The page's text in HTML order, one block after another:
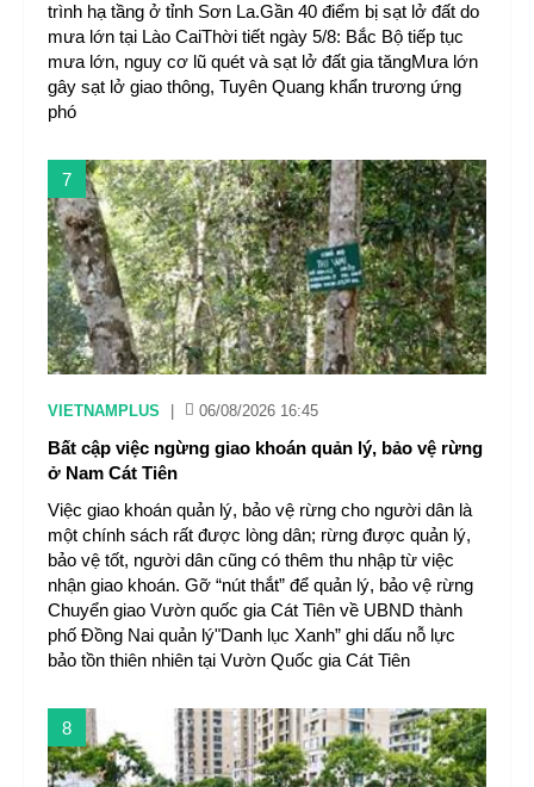
trình hạ tầng ở tỉnh Sơn La.Gần 40 điểm bị sạt lở đất do
mưa lớn tại Lào CaiThời tiết ngày 5/8: Bắc Bộ tiếp tục
mưa lớn, nguy cơ lũ quét và sạt lở đất gia tăngMưa lớn
gây sạt lở giao thông, Tuyên Quang khẩn trương ứng
phó
7
VIETNAMPLUS 06/08/2026 16:45
Bất cập việc ngừng giao khoán quản lý, bảo vệ rừng
ở Nam Cát Tiên
Việc giao khoán quản lý, bảo vệ rừng cho người dân là
một chính sách rất được lòng dân; rừng được quản lý,
bảo vệ tốt, người dân cũng có thêm thu nhập từ việc
nhận giao khoán. Gỡ “nút thắt” để quản lý, bảo vệ rừng
Chuyển giao Vườn quốc gia Cát Tiên về UBND thành
phố Đồng Nai quản lý"Danh lục Xanh” ghi dấu nỗ lực
bảo tồn thiên nhiên tại Vườn Quốc gia Cát Tiên
8